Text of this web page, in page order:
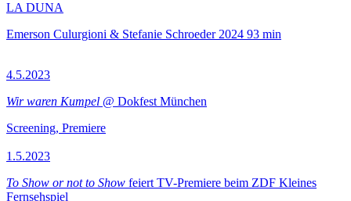
LA DUNA
Emerson Culurgioni & Stefanie Schroeder 2024 93 min
4.5.2023
Wir waren Kumpel @ Dokfest München
Screening, Premiere
1.5.2023
To Show or not to Show feiert TV-Premiere beim ZDF Kleines
Fernsehspiel